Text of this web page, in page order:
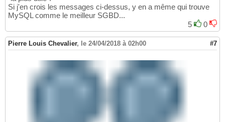
Si j'en crois les messages ci-dessus, y en a même qui trouve
MySQL comme le meilleur SGBD...
5
0
Pierre Louis Chevalier, le 24/04/2018 à 02h00 #7